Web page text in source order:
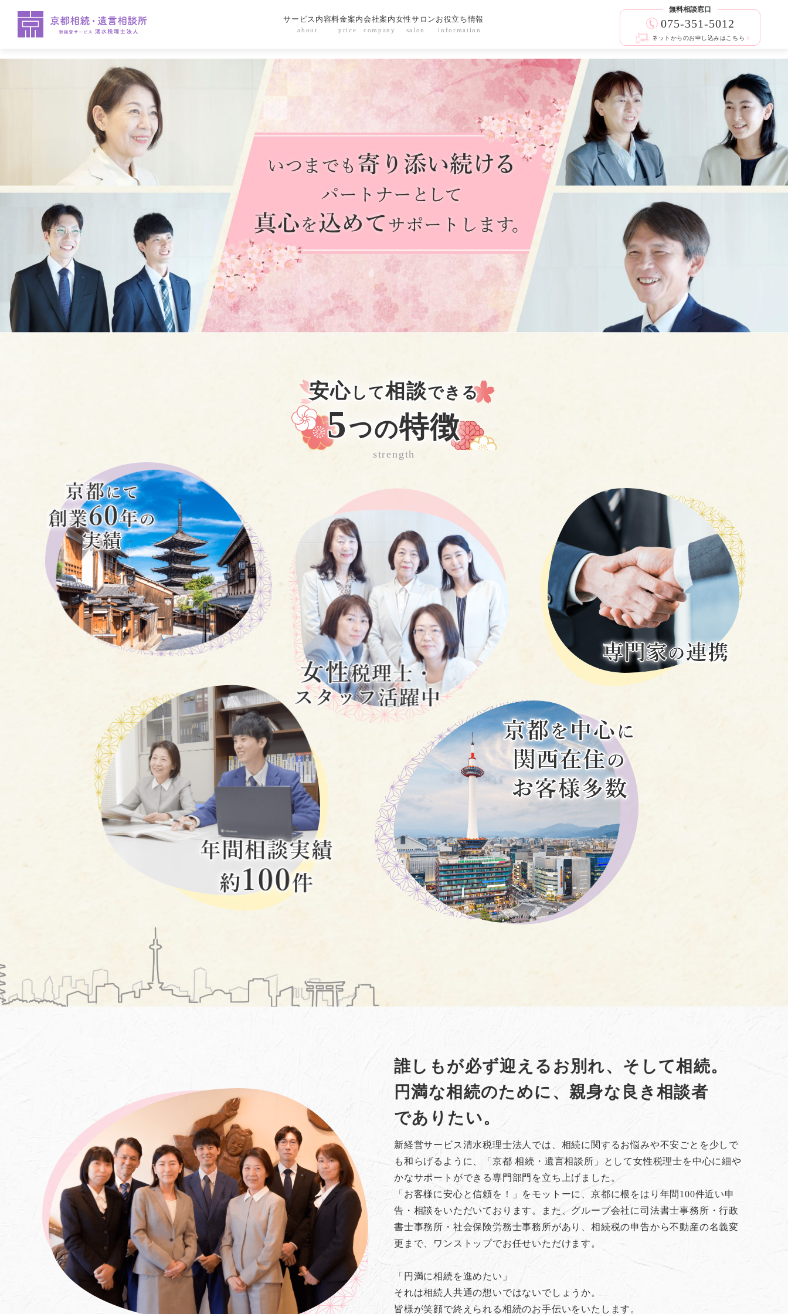
サービス内容
about
料金案内
price
会社案内
company
女性サロン
salon
お役立ち情報
information
無料相談窓口
075-351-5012
ネットからのお申し込みはこちら
安心 して相談できる
5つの特徴
strength
誰しもが必ず迎えるお別れ、そして相続。
円満な相続のために、親身な良き相談者
でありたい。
新経営サービス清水税理士法人では、相続に関するお悩みや不安ごとを少しで
も和らげるように、「京都 相続・遺言相談所」として女性税理士を中心に細や
かなサポートができる専門部門を立ち上げました。
「お客様に安心と信頼を！」をモットーに、京都に根をはり年間100件近い申
告・相談をいただいております。また、グループ会社に司法書士事務所・行政
書士事務所・社会保険労務士事務所があり、相続税の申告から不動産の名義変
更まで、ワンストップでお任せいただけます。
「円満に相続を進めたい」
それは相続人共通の想いではないでしょうか。
皆様が笑顔で終えられる相続のお手伝いをいたします。